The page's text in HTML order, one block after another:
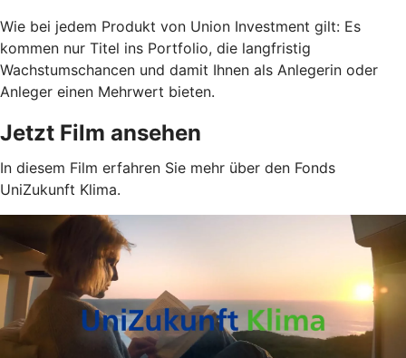
Wie bei jedem Produkt von Union Investment gilt: Es
kommen nur Titel ins Portfolio, die langfristig
Wachstumschancen und damit Ihnen als Anlegerin oder
Anleger einen Mehrwert bieten.
Jetzt Film ansehen
In diesem Film erfahren Sie mehr über den Fonds
UniZukunft Klima.